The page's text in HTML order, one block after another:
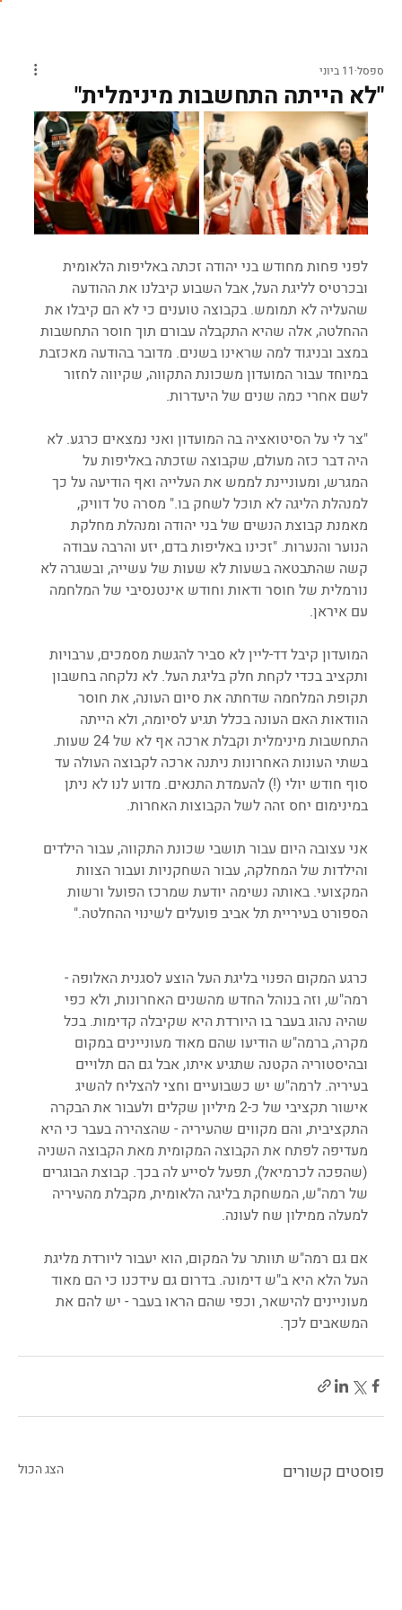
"לא הייתה התחשבות מינימלית"
ספסל 11 ביוני
לפני פחות מחודש בני יהודה זכתה באליפות הלאומית
ובכרטיס לליגת העל, אבל השבוע קיבלנו את ההודעה
שהעליה לא תמומש. בקבוצה טוענים כי לא הם קיבלו את
ההחלטה, אלה שהיא התקבלה עבורם תוך חוסר התחשבות
במצב ובניגוד למה שראינו בשנים. מדובר בהודעה מאכזבת
במיוחד עבור המועדון משכונת התקווה, שקיווה לחזור
לשם אחרי כמה שנים של היעדרות.
"צר לי על הסיטואציה בה המועדון ואני נמצאים כרגע. לא
היה דבר כזה מעולם, שקבוצה שזכתה באליפות על
המגרש, ומעוניינת לממש את העלייה ואף הודיעה על כך
למנהלת הליגה לא תוכל לשחק בו." מסרה טל דוויק,
מאמנת קבוצת הנשים של בני יהודה ומנהלת מחלקת
הנוער והנערות. "זכינו באליפות בדם, יזע והרבה עבודה
קשה שהתבטאה בשעות לא שעות של עשייה, ובשגרה לא
נורמלית של חוסר ודאות וחודש אינטנסיבי של המלחמה
עם איראן.
המועדון קיבל דד-ליין לא סביר להגשת מסמכים, ערבויות
ותקציב בכדי לקחת חלק בליגת העל. לא נלקחה בחשבון
תקופת המלחמה שדחתה את סיום העונה, את חוסר
הוודאות האם העונה בכלל תגיע לסיומה, ולא הייתה
התחשבות מינימלית וקבלת ארכה אף לא של 24 שעות.
בשתי העונות האחרונות ניתנה ארכה לקבוצה העולה עד
סוף חודש יולי (!) להעמדת התנאים. מדוע לנו לא ניתן
במינימום יחס זהה לשל הקבוצות האחרות.
אני עצובה היום עבור תושבי שכונת התקווה, עבור הילדים
והילדות של המחלקה, עבור השחקניות ועבור הצוות
המקצועי. באותה נשימה יודעת שמרכז הפועל ורשות
הספורט בעיריית תל אביב פועלים לשינוי ההחלטה."
כרגע המקום הפנוי בליגת העל הוצע לסגנית האלופה -
רמה"ש, וזה בנוהל החדש מהשנים האחרונות, ולא כפי
שהיה נהוג בעבר בו היורדת היא שקיבלה קדימות. בכל
מקרה, ברמה"ש הודיעו שהם מאוד מעוניינים במקום
ובהיסטוריה הקטנה שתגיע איתו, אבל גם הם תלויים
בעיריה. לרמה"ש יש כשבועיים וחצי להצליח להשיג
אישור תקציבי של כ-2 מיליון שקלים ולעבור את הבקרה
התקציבית, והם מקווים שהעיריה - שהצהירה בעבר כי היא
מעדיפה לפתח את הקבוצה המקומית מאת הקבוצה השניה
(שהפכה לכרמיאל), תפעל לסייע לה בכך. קבוצת הבוגרים
של רמה"ש, המשחקת בליגה הלאומית, מקבלת מהעיריה
למעלה ממילון שח לעונה.
אם גם רמה"ש תוותר על המקום, הוא יעבור ליורדת מליגת
העל הלא היא ב"ש דימונה. בדרום גם עידכנו כי הם מאוד
מעוניינים להישאר, וכפי שהם הראו בעבר - יש להם את
המשאבים לכך.
פוסטים קשורים הצג הכול